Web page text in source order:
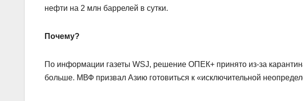
нефти на 2 млн баррелей в сутки.
Почему?
По информации газеты WSJ, решение ОПЕК+ принято из-за
больше. МВФ призвал Азию готовиться к «исключительной